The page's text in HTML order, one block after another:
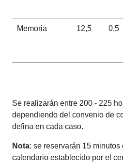
Memoria 12,5 0,5
Se realizarán entre 200 - 225
dependiendo del convenio de
defina en cada caso.
Nota: se reservarán 15 minutos
calendario establecido por el